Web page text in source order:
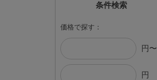
条件検索
価格で探す：
円〜
円